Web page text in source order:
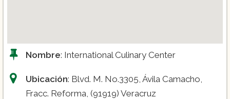
Nombre: International Culinary Center
Ubicación: Blvd. M. No.3305, Ávila Camacho,
Fracc. Reforma, (91919) Veracruz